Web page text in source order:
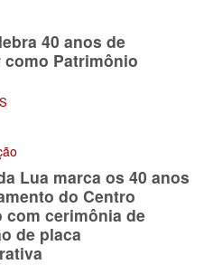
40 anos de
como Patrimônio
Lua marca os 40 anos
do Centro
com cerimônia de
de placa